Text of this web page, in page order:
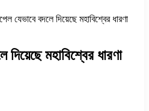
যেভাবে বদলে দিয়েছে মহাবিশ্বের ধারণা
মহাবিশ্বের ধারণা